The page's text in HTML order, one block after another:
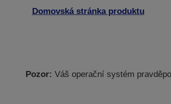
Domovská stránka produktu
Pozor: Váš operační systém